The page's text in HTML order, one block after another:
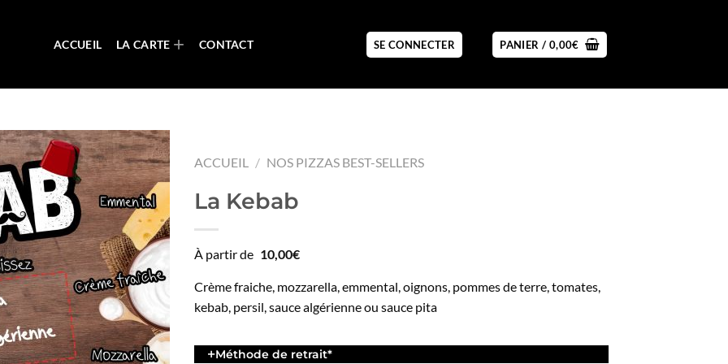
ACCUEIL LA CARTE CONTACT SE CONNECTER PANIER / 0,00€
ACCUEIL / NOS PIZZAS BEST-SELLERS
La Kebab
À partir de 10,00€
Crème fraiche, mozzarella, emmental, oignons, pommes de terre, tomates,
kebab, persil, sauce algérienne ou sauce pita
Méthode de retrait*